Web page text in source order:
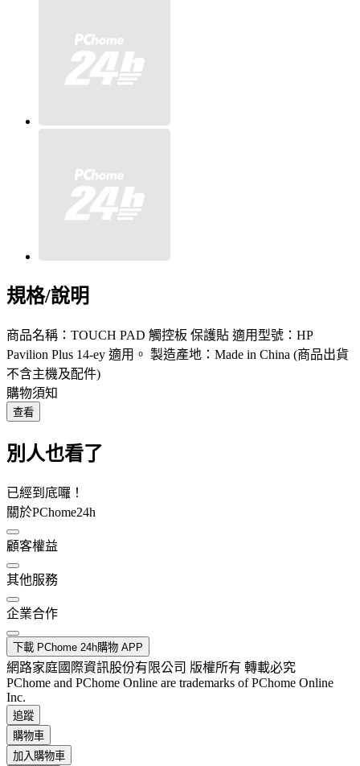
規格/說明
商品名稱：TOUCH PAD 觸控板 保護貼 適用型號：HP
Pavilion Plus 14-ey 適用。 製造產地：Made in China (商品出貨
不含主機及配件)
購物須知
查看
別人也看了
已經到底囉！
關於PChome24h
顧客權益
其他服務
企業合作
下載 PChome 24h購物 APP
網路家庭國際資訊股份有限公司 版權所有 轉載必究
PChome and PChome Online are trademarks of PChome Online
Inc.
追蹤
購物車
加入購物車